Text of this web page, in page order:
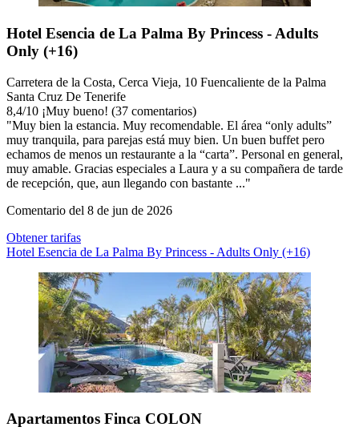
Hotel Esencia de La Palma By Princess - Adults
Only (+16)
Carretera de la Costa, Cerca Vieja, 10 Fuencaliente de la Palma
Santa Cruz De Tenerife
8,4/10 ¡Muy bueno! (37 comentarios)
"Muy bien la estancia. Muy recomendable. El área “only adults”
muy tranquila, para parejas está muy bien. Un buen buffet pero
echamos de menos un restaurante a la “carta”. Personal en general,
muy amable. Gracias especiales a Laura y a su compañera de tarde
de recepción, que, aun llegando con bastante ..."
Comentario del 8 de jun de 2026
Obtener tarifas
Hotel Esencia de La Palma By Princess - Adults Only (+16)
Apartamentos Finca COLON